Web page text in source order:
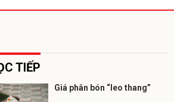
TIẾP
Giá phân bón “leo thang”